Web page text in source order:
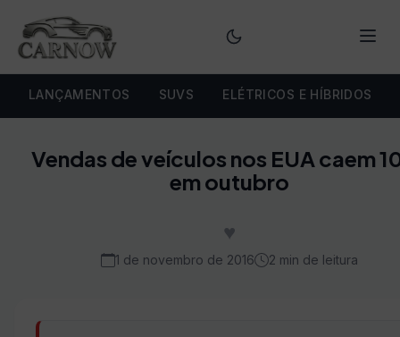
LANÇAMENTOS SUVS ELÉTRICOS E HÍBRIDOS
Vendas de veículos nos EUA caem
em outubro
♥
1 de novembro de 2016 2 min de leitura